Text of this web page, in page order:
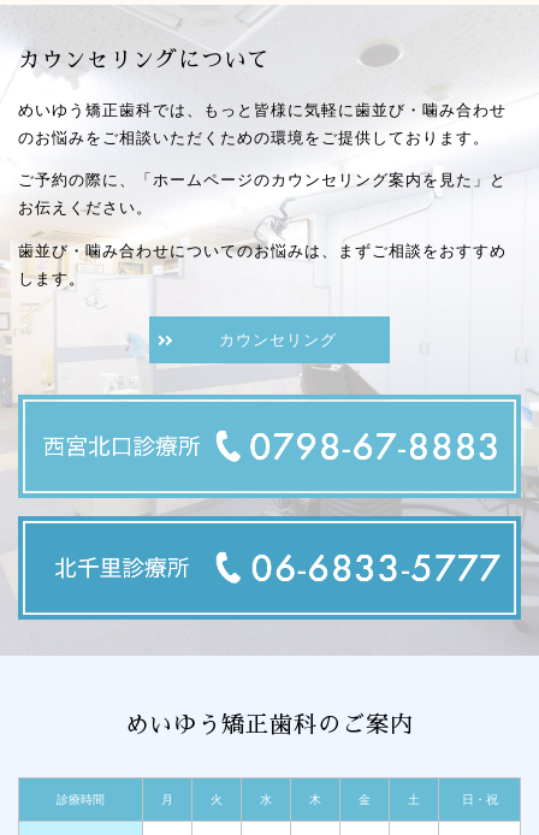
カウンセリングについて
めいゆう矯正歯科では、もっと皆様に気軽に歯並び・噛み合わせ
のお悩みをご相談いただくための環境をご提供しております。
ご予約の際に、「ホームページのカウンセリング案内を見た」と
お伝えください。
歯並び・噛み合わせについてのお悩みは、まずご相談をおすすめ
します。
カウンセリング
めいゆう矯正歯科のご案内
診療時間 月 火 水 木 金 土 日・祝